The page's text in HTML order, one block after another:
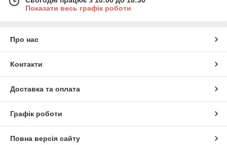
Показати весь графік роботи
Про нас
Контакти
Доставка та оплата
Графік роботи
Повна версія сайту